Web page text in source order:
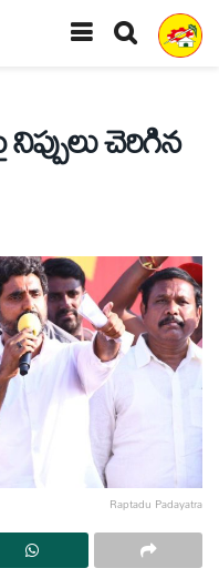
చెరిగిన
Raptadu Padayatra